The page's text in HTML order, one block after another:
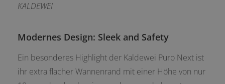
KALDEWEI
Modernes Design: Sleek and Safety
Ein besonderes Highlight der Kaldewei Puro Next ist
ihr extra flacher Wannenrand mit einer Höhe von nur